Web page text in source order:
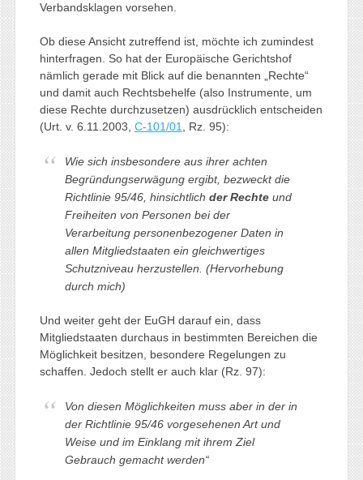
Verbandsklagen vorsehen.
Ob diese Ansicht zutreffend ist, möchte ich zumindest
hinterfragen. So hat der Europäische Gerichtshof
nämlich gerade mit Blick auf die benannten „Rechte“
und damit auch Rechtsbehelfe (also Instrumente, um
diese Rechte durchzusetzen) ausdrücklich entscheiden
(Urt. v. 6.11.2003, C-101/01, Rz. 95):
Wie sich insbesondere aus ihrer achten
Begründungserwägung ergibt, bezweckt die
Richtlinie 95/46, hinsichtlich der Rechteund
Freiheiten von Personen bei der
Verarbeitung personenbezogener Daten in
allen Mitgliedstaaten ein gleichwertiges
Schutzniveau herzustellen. (Hervorhebung
durch mich)
Und weiter geht der EuGH darauf ein, dass
Mitgliedstaaten durchaus in bestimmten Bereichen die
Möglichkeit besitzen, besondere Regelungen zu
schaffen. Jedoch stellt er auch klar (Rz. 97):
Von diesen Möglichkeiten muss aber in der in
der Richtlinie 95/46 vorgesehenen Art und
Weise und im Einklang mit ihrem Ziel
Gebrauch gemacht werden“